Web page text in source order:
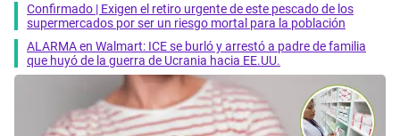
Confirmado | Exigen el retiro urgente de este pescado de los
supermercados por ser un riesgo mortal para la población
ALARMA en Walmart: ICE se burló y arrestó a padre de familia
que huyó de la guerra de Ucrania hacia EE.UU.